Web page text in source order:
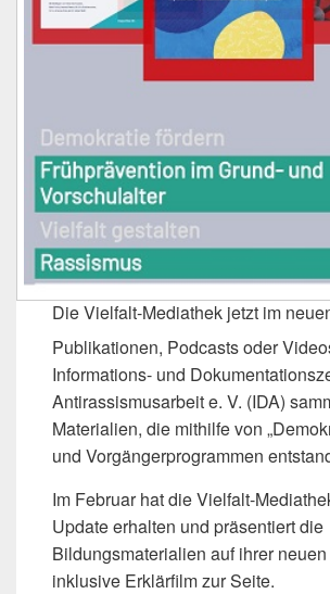
Die Vielfalt-Mediathek jetzt im
Publikationen, Podcasts oder
Informations- und
Antirassismusarbeit e. V. (IDA)
Materialien, die mithilfe von
und Vorgängerprogrammen
Im Februar hat die Vielfalt-
Update erhalten und präsentiert die
Bildungsmaterialien auf ihrer
inklusive Erklärfilm zur Seite.